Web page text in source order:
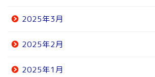
2025年3月
2025年2月
2025年1月